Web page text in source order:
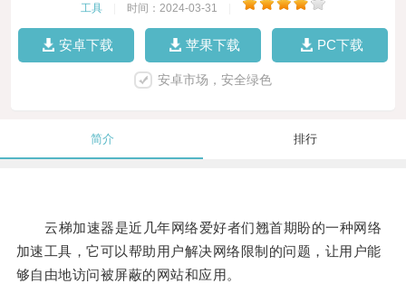
工具 时间：2024-03-31
安卓下载 苹果下载 PC下载
安卓市场，安全绿色
简介 排行
云梯加速器是近几年网络爱好者们翘首期盼的一种网络
加速工具，它可以帮助用户解决网络限制的问题，让用户能
够自由地访问被屏蔽的网站和应用。